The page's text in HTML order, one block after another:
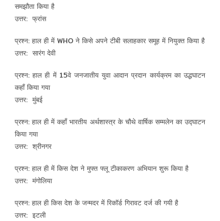
समझौता किया है
उत्तर: फ्रांस
प्रश्न: हाल ही में WHO ने किसे अपने टीबी सलाहकार समूह में नियुक्त किया है
उत्तर: सारंग देवी
प्रश्न: हाल ही में 15वे जनजातीय युवा आदान प्रदान कार्यक्रम का उद्धघाटन
कहाँ किया गया
उत्तर: मुंबई
प्रश्न: हाल ही में कहाँ भारतीय अर्थशास्त्र के चौथे वार्षिक सम्मलेन का उद्घाटन
किया गया
उत्तर: श्रीनगर
प्रश्न: हाल ही में किस देश ने मुफ्त फ्लू टीकाकरण अभियान शुरू किया है
उत्तर: मंगोलिया
प्रश्न: हाल ही किस देश के जन्मदर में रिकॉर्ड गिरावट दर्ज की गयी है
उत्तर: इटली